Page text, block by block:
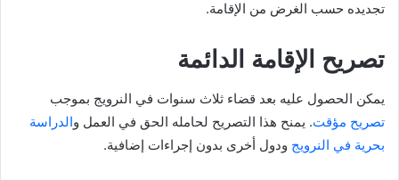
تجديده حسب الغرض من الإقامة.
تصريح الإقامة الدائمة
يمكن الحصول عليه بعد قضاء ثلاث سنوات في النرويج بموجب
تصريح مؤقت. يمنح هذا التصريح لحامله الحق في العمل والدراسة
بحرية في النرويج ودول أخرى بدون إجراءات إضافية.